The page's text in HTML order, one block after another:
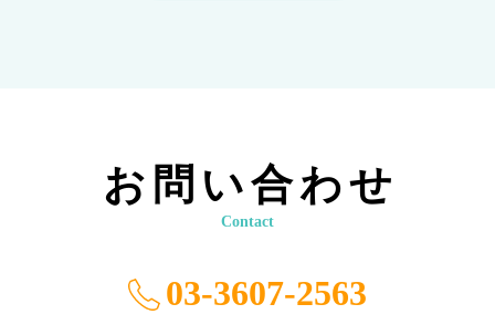
お問い合わせ
Contact
03-3607-2563